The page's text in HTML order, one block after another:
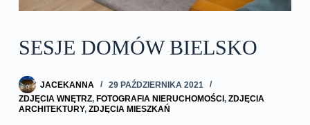
SESJE DOMÓW BIELSKO
JACEKANNA
29 PAŹDZIERNIKA 2021
ZDJĘCIA WNĘTRZ, FOTOGRAFIA NIERUCHOMOŚCI , ZDJĘCIA
ARCHITEKTURY, ZDJĘCIA MIESZKAŃ